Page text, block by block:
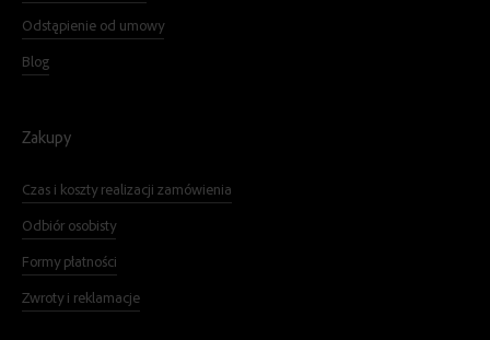
Odstąpienie od umowy
Blog
Zakupy
Czas i koszty realizacji zamówienia
Odbiór osobisty
Formy płatności
Zwroty i reklamacje